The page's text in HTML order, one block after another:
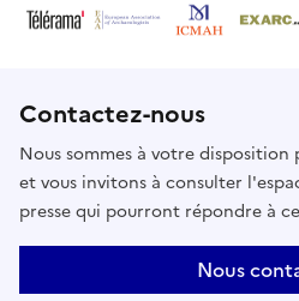
Contactez-nous
Nous sommes à votre
et vous invitons à consulter
presse qui pourront répondre à
Nous